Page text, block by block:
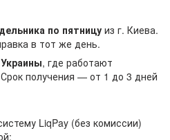
по пятницуиз г. Киева.
в тот же день.
, где работают
получения — от 1 до 3 дней
LiqPay (без комиссии)